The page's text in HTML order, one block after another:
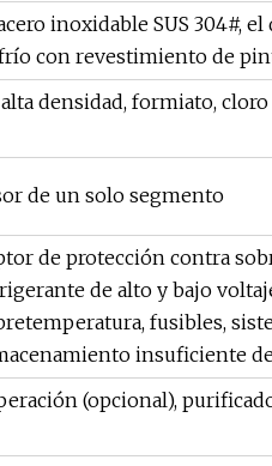
inoxidable SUS 304#, el
con revestimiento de
densidad, formiato,
de un solo segmento
de protección contra
de alto y bajo
fusibles,
insuficiente
(opcional),